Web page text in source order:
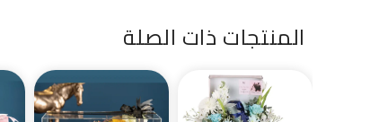
المنتجات ذات الصلة